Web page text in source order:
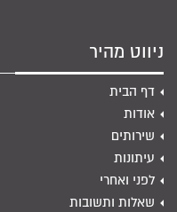
ניווט מהיר
דף הבית
אודות
שירותים
עיתונות
לפני ואחרי
שאלות ותשובות